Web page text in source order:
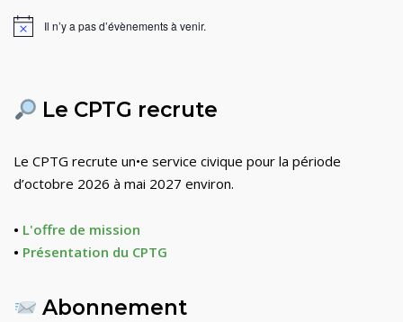
Notice Il n’y a pas d’évènements à venir.
Le CPTG recrute
Le CPTG recrute un•e service civique pour la période
d’octobre 2026 à mai 2027 environ.
• L'offre de mission
• Présentation du CPTG
Abonnement